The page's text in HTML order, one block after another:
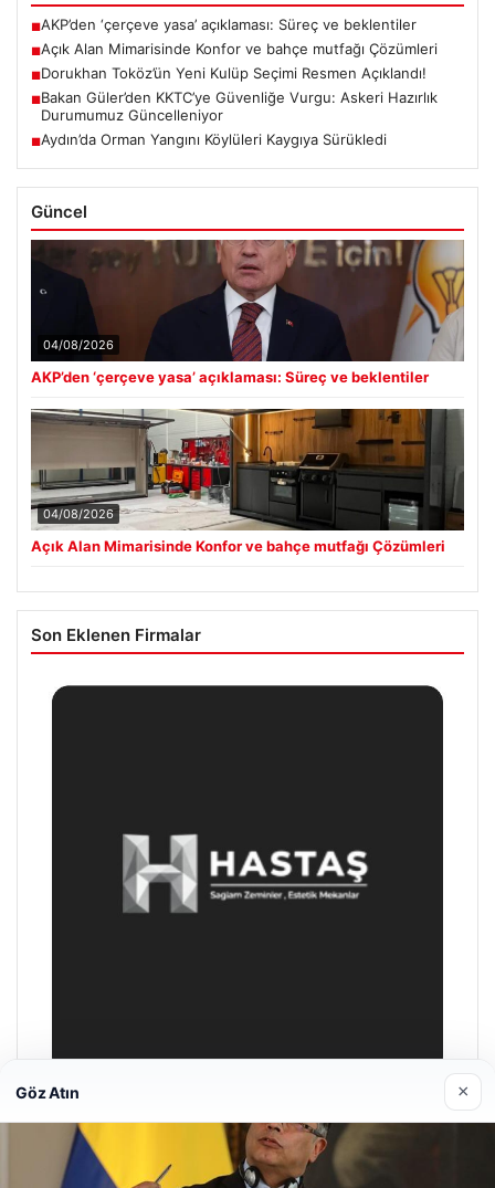
■AKP’den ‘çerçeve yasa’ açıklaması: Süreç ve beklentiler
■Açık Alan Mimarisinde Konfor ve bahçe mutfağı Çözümleri
■Dorukhan Toköz’ün Yeni Kulüp Seçimi Resmen Açıklandı!
■Bakan Güler’den KKTC’ye Güvenliğe Vurgu: Askeri Hazırlık
Durumumuz Güncelleniyor
■Aydın’da Orman Yangını Köylüleri Kaygıya Sürükledi
Güncel
04/08/2026
AKP’den ‘çerçeve yasa’ açıklaması: Süreç ve beklentiler
04/08/2026
Açık Alan Mimarisinde Konfor ve bahçe mutfağı Çözümleri
Son Eklenen Firmalar
Enes Kaplan Avukatlık Bürosu
28/04/2026
Göz Atın ×